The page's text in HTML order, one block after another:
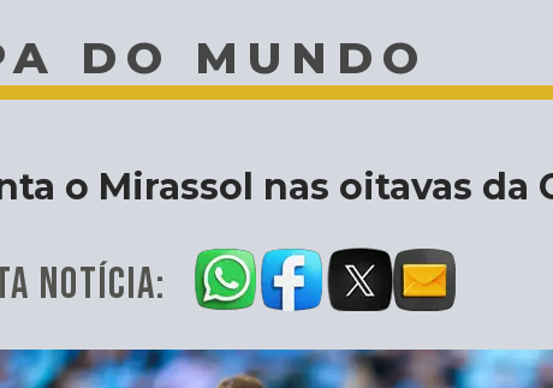
DO MUNDO
o Mirassol nas oitavas da
NOTÍCIA: